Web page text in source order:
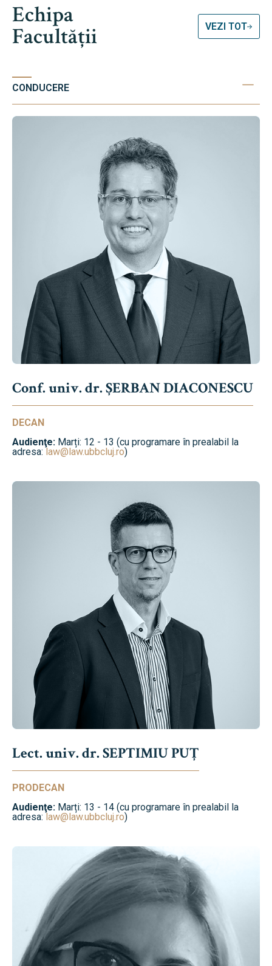
Echipa
Facultății VEZI TOT
CONDUCERE
Conf. univ. dr. ȘERBAN DIACONESCU
DECAN
Audienţe: Marți: 12 - 13 (cu programare în prealabil la
adresa:law@law.ubbcluj.ro)
Lect. univ. dr. SEPTIMIU PUȚ
PRODECAN
Audienţe: Marți: 13 - 14 (cu programare în prealabil la
adresa:law@law.ubbcluj.ro)